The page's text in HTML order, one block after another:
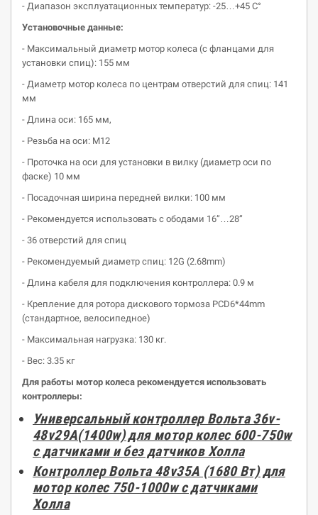
- Диапазон эксплуатационных температур: -25…+45 С°
Установочные данные:
- Максимальный диаметр мотор колеса (с фланцами для
установки спиц): 155 мм
- Диаметр мотор колеса по центрам отверстий для спиц: 141
мм
- Длина оси: 165 мм,
- Резьба на оси: М12
- Проточка на оси для установки в вилку (диаметр оси по
фаске) 10 мм
- Посадочная ширина передней вилки: 100 мм
- Рекомендуется использовать с ободами 16”…28”
- 36 отверстий для спиц
- Рекомендуемый диаметр спиц: 12G (2.68mm)
- Длина кабеля для подключения контроллера: 0.9 м
- Крепление для ротора дискового тормоза PCD6*44mm
(стандартное, велосипедное)
- Максимальная нагрузка: 130 кг.
- Вес: 3.35 кг
Для работы мотор колеса рекомендуется использовать
контроллеры:
Универсальный контроллер Вольта 36v-
48v29А(1400w) для мотор колес 600-750w
с датчиками и без датчиков Холла
Контроллер Вольта 48v35А (1680 Вт) для
мотор колес 750-1000w с датчиками
Холла